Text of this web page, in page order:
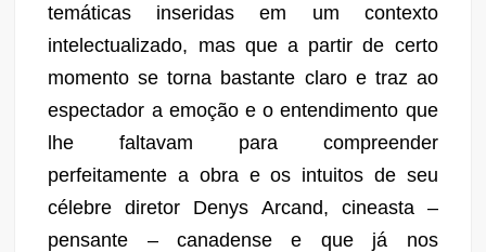
temáticas inseridas em um contexto
intelectualizado, mas que a partir de certo
momento se torna bastante claro e traz ao
espectador a emoção e o entendimento que
lhe faltavam para compreender
perfeitamente a obra e os intuitos de seu
célebre diretor Denys Arcand, cineasta –
pensante –canadense e que já nos